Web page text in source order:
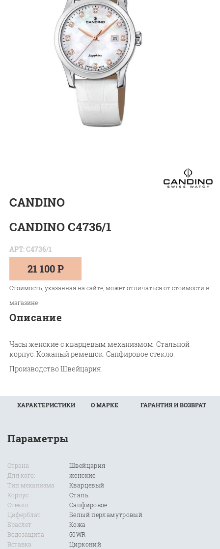
CANDINO
CANDINO C4736/1
АРТ: C4736/1
21 100 Р
Стоимость, указанная на сайте, может отличаться от стоимости в
магазине
Описание
Часы женские с кварцевым механизмом. Стальной
корпус. Кожаный ремешок. Сапфировое стекло.
Производство Швейцария.
ХАРАКТЕРИСТИКИ О МАРКЕ ГАРАНТИЯ И ВОЗВРАТ
Параметры
Страна
Для кого:
Тип механизма
Корпус
Стекло
Циферблат
Браслет
Водозащита
Вставка
Швейцария
женские
Кварцевый
Сталь
Сапфировое
Белый перламутровый
Кожа
50WR
Цирконий